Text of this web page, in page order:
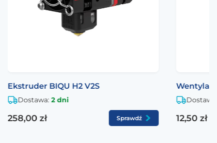
Ekstruder BIQU H2 V2S
Dostawa:2 dni
258,00 zł Sprawdź 12,50 zł